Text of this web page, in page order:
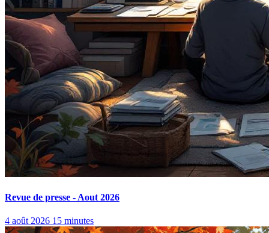
Revue de presse - Aout 2026
4 août 2026 15 minutes